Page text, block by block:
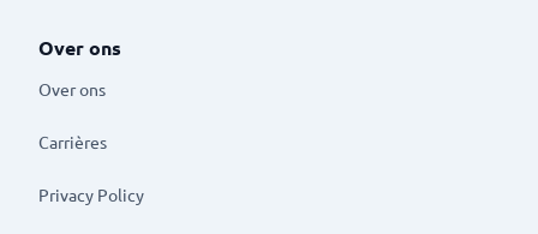
Over ons
Over ons
Carrières
Privacy Policy